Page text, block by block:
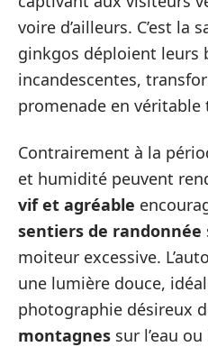
voire d’ailleurs. C’est la
ginkgos déploient leurs
incandescentes,
promenade en véritable
Contrairement à la
et humidité peuvent
vif et agréable
sentiers de randonnée
moiteur excessive.
une lumière douce,
photographie désireux
montagnes sur l’eau